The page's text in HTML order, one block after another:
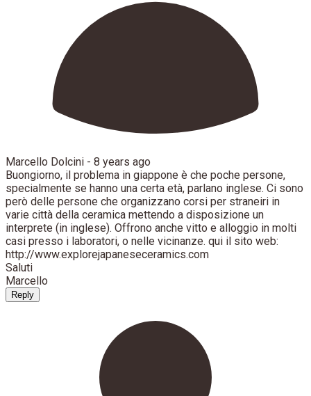
Marcello Dolcini - 8 years ago
Buongiorno, il problema in giappone è che poche persone,
specialmente se hanno una certa età, parlano inglese. Ci sono
però delle persone che organizzano corsi per straneiri in
varie città della ceramica mettendo a disposizione un
interprete (in inglese). Offrono anche vitto e alloggio in molti
casi presso i laboratori, o nelle vicinanze. qui il sito web:
http://www.explorejapaneseceramics.com
Saluti
Marcello
Reply